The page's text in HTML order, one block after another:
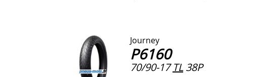
Journey
P6160
70/90-17 TL38P